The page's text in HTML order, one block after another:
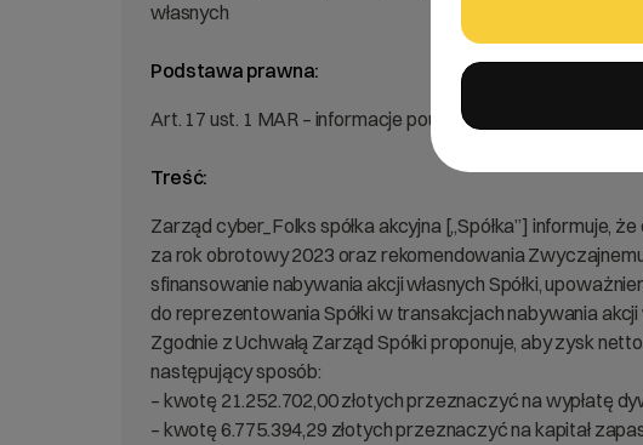
własnych
Podstawa prawna:
Art. 17 ust. 1 MAR – informacje poufne.
Treść:
Zarząd cyber_Folks spółka akcyjna [„Spółka”] informuje,
za rok obrotowy 2023 oraz rekomendowania
sfinansowanie nabywania akcji własnych Spółki,
do reprezentowania Spółki w transakcjach nabywania akcji
Zgodnie z Uchwałą Zarząd Spółki proponuje, aby zysk
następujący sposób:
– kwotę 21.252.702,00 złotych przeznaczyć na wypłatę
– kwotę 6.775.394,29 złotych przeznaczyć na kapitał